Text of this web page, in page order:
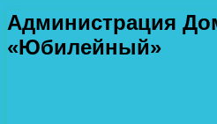
Администрация
«Юбилейный»